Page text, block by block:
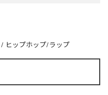
/ ヒップホップ/ラップ